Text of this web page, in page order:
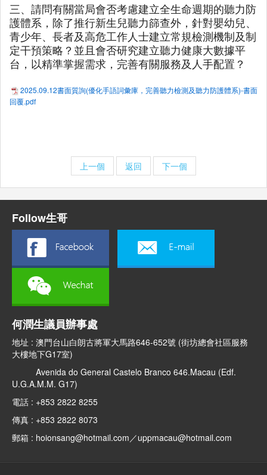
三、請問有關當局會否考慮建立全生命週期的聽力防
護體系，除了推行新生兒聽力篩查外，針對嬰幼兒、
青少年、長者及高危工作人士建立常規檢測機制及制
定干預策略？並且會否研究建立聽力健康大數據平
台，以精準掌握需求，完善有關服務及人手配置？
2025.09.12書面質詢(優化手語詞彙庫，完善聽力檢測及聽力防護體系)-書面
回覆.pdf
上一個 返回 下一個
Follow生哥
何潤生議員辦事處
地址 : 澳門台山白朗古將軍大馬路646-652號 (街坊總會社區服務
大樓地下G17室)
Avenida do General Castelo Branco 646.Macau (Edf.
U.G.A.M.M. G17)
電話 : +853 2822 8255
傳真 : +853 2822 8073
郵箱 : hoionsang@hotmail.com／uppmacau@hotmail.com